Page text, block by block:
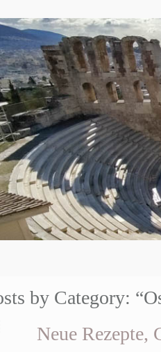
by Category:
Neue Rezepte,